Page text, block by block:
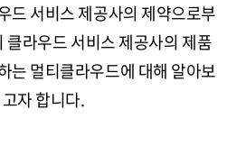
드 서비스 제공사의 제약으로부
클라우드 서비스 제공사의 제품
는 멀티클라우드에 대해 알아보
고자 합니다.